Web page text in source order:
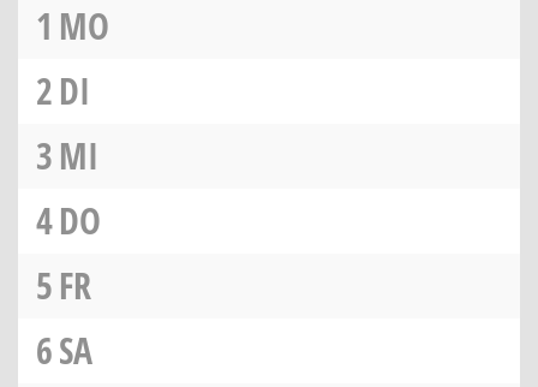
1 MO
2DI
3MI
4DO
5FR
6SA